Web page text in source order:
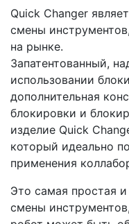
Quick Changer
смены
на рынке.
Запатентованный,
использовании
дополнительная
блокировки и
изделие Quick
который идеально
применения
Это самая простая
смены